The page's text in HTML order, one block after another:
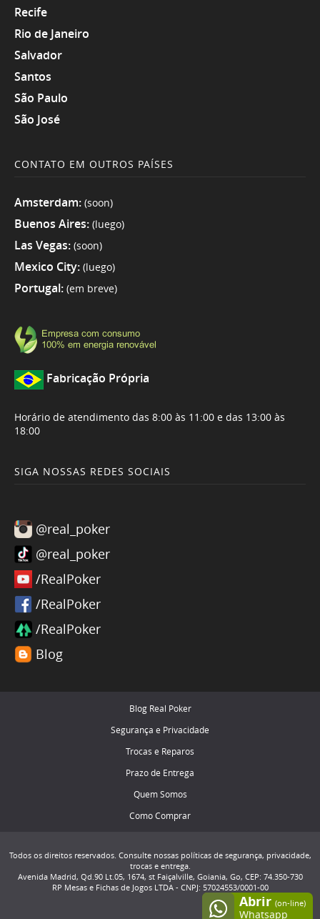
Recife
Rio de Janeiro
Salvador
Santos
São Paulo
São José
CONTATO EM OUTROS PAÍSES
Amsterdam: (soon)
Buenos Aires: (luego)
Las Vegas: (soon)
Mexico City: (luego)
Portugal: (em breve)
Fabricação Própria
Horário de atendimento das 8:00 às 11:00 e das 13:00 às
18:00
SIGA NOSSAS REDES SOCIAIS
@real_poker
@real_poker
/RealPoker
/RealPoker
/RealPoker
Blog
Blog Real Poker
Segurança e Privacidade
Trocas e Reparos
Prazo de Entrega
Quem Somos
Como Comprar
Todos os direitos reservados. Consulte nossas políticas de segurança, privacidade,
trocas e entrega.
Avenida Madrid, Qd.90 Lt.05, 1674, st Faiçalville, Goiania, Go, CEP: 74.350-730
RP Mesas e Fichas de Jogos LTDA - CNPJ: 57024553/0001-00
Abrir (on-line)
Whatsapp